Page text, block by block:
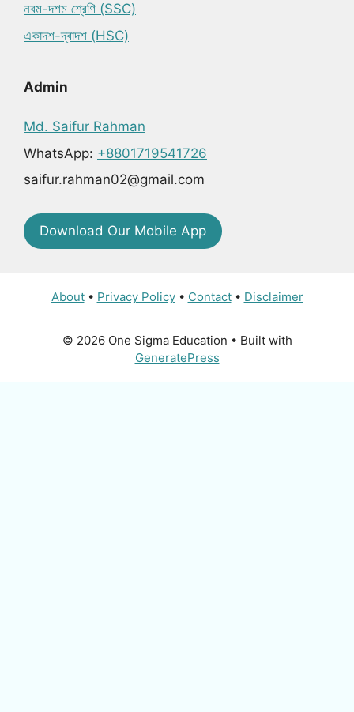
নবম-দশম শ্রেণি (SSC)
একাদশ-দ্বাদশ (HSC)
Admin
Md. Saifur Rahman
WhatsApp: +8801719541726
saifur.rahman02@gmail.com
Download Our Mobile App
About• Privacy Policy• Contact• Disclaimer
© 2026 One Sigma Education • Built with
GeneratePress